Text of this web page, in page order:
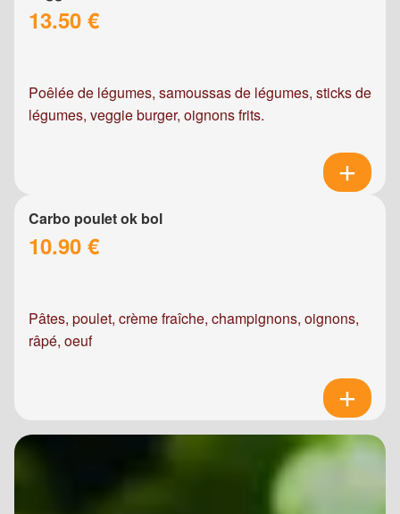
13.50 €
Poêlée de légumes, samoussas de légumes, sticks de
légumes, veggie burger, oignons frits.
Carbo poulet ok bol
10.90 €
Pâtes, poulet, crème fraîche, champignons, oignons,
râpé, oeuf